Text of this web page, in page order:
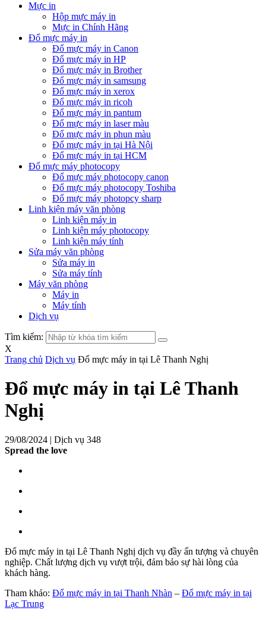
Mực in
Hộp mực máy in
Mực in Chính Hãng
Đổ mực máy in
Đổ mực máy in Canon
Đổ mực máy in HP
Đổ mực máy in Brother
Đổ mực máy in samsung
Đổ mực máy in xerox
Đổ mực máy in ricoh
Đổ mực máy in pantum
Đổ mực máy in laser màu
Đổ mực máy in phun màu
Đổ mực máy in tại Hà Nội
Đổ mực máy in tại HCM
Đổ mực máy photocopy
Đổ mực máy photocopy canon
Đổ mực máy photocopy Toshiba
Đổ mực máy photopcy sharp
Linh kiện máy văn phòng
Linh kiện máy in
Linh kiện máy photocopy
Linh kiện máy tính
Sửa máy văn phòng
Sửa máy in
Sửa máy tính
Máy văn phòng
Máy in
Máy tính
Dịch vụ
Tìm kiếm:
X
Trang chủ Dịch vụ Đổ mực máy in tại Lê Thanh Nghị
Đổ mực máy in tại Lê Thanh
Nghị
29/08/2024 | Dịch vụ 348
Spread the love
Đổ mực máy in tại Lê Thanh Nghị dịch vụ đầy ấn tượng và chuyên
nghiệp. Chất lượng dịch vụ vượt trội, đảm bảo sự hài lòng của
khách hàng.
Tham khảo: Đổ mực máy in tại Thanh Nhàn – Đổ mực máy in tại
Lạc Trung